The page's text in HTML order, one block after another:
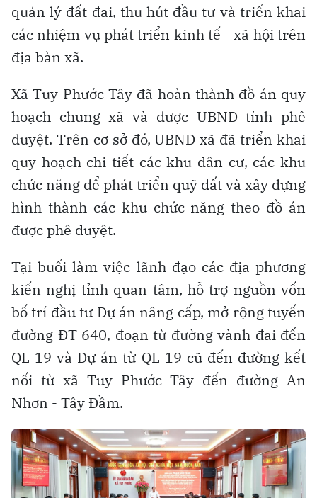
quản lý đất đai, thu hút đầu tư và triển khai
các nhiệm vụ phát triển kinh tế - xã hội trên
địa bàn xã.
Xã Tuy Phước Tây đã hoàn thành đồ án quy
hoạch chung xã và được UBND tỉnh phê
duyệt. Trên cơ sở đó, UBND xã đã triển khai
quy hoạch chi tiết các khu dân cư, các khu
chức năng để phát triển quỹ đất và xây dựng
hình thành các khu chức năng theo đồ án
được phê duyệt.
Tại buổi làm việc lãnh đạo các địa phương
kiến nghị tỉnh quan tâm, hỗ trợ nguồn vốn
bố trí đầu tư Dự án nâng cấp, mở rộng tuyến
đường ĐT 640, đoạn từ đường vành đai đến
QL 19 và Dự án từ QL 19 cũ đến đường kết
nối từ xã Tuy Phước Tây đến đường An
Nhơn - Tây Đầm.